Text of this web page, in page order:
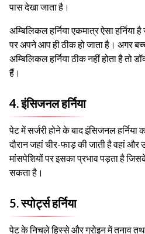
पास देखा जाता है।
अम्बिलिकल हर्निया एकमात्र ऐसा हर्निया
पर अपने आप ही ठीक हो जाता है। अगर
अम्बिलिकल हर्निया ठीक नहीं होता है तो
हैं।
4. इंसिजनल हर्निया
पेट में सर्जरी होने के बाद इंसिजनल
दौरान जहां चीर-फाड़ की जाती है वहां
मांसपेशियों पर इसका प्रभाव पड़ता है
सकता है।
5. स्पोर्ट्स हर्निया
पेट के निचले हिस्से और ग्रोइन में तनाव